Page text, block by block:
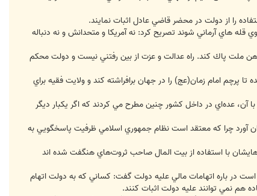
را از دولت در محضر قاضي عادل اثبات نمايند.
قله هاي آرماني شوند تصريح كرد: نه آمريكا و متحدانش و نه دنباله
ذهن ملت پاك كند. راه عدالت و عزت از بين رفتني نيست و دولت محكم
پرچم امام زمان(عج) را در جهان برافراشته كند و ولايت فقيه براي
هاي غربي ها و همسو با آن، عده‌اي در داخل كشور چنين مطرح مي كردند كه اگر يکبار ديگر
آورد چرا كه معتقد است نظام جمهوري اسلامي ظرفيت پاسخگويي به
با استفاده از بيت المال صاحب ثروت‌هاي هنگفت شده اند
در باره اتهامات مالي عليه دولت گفت: كساني كه به دولت اتهام
نمي توانند عليه دولت اثبات کنند.